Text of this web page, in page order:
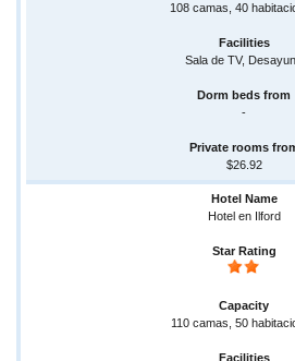
108 camas, 40
Sala de TV,
-
$26.92
Hotel en Ilford
110 camas, 50